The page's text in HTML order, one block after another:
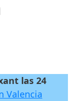
las 24
Valencia